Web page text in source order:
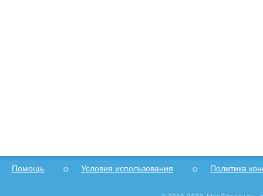
Помощь Условия использования Политика